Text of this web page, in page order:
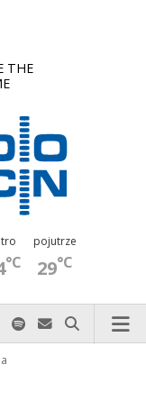
THE
°C
pojutrze
29°C
nas zadzwoń
Facebook-u
na Xnas na Instagram-ie
Odwiedź nas na TikTok-u
Szukaj nas na Spotify
Wyślij do nas
Szukaj